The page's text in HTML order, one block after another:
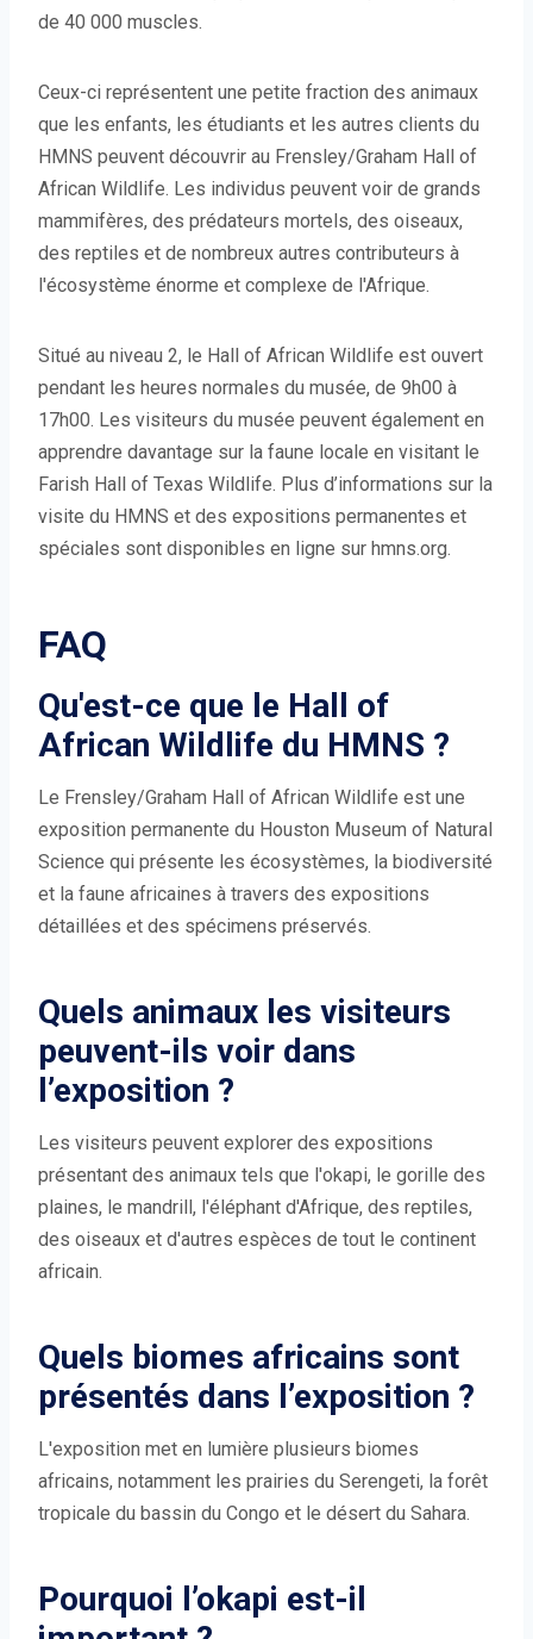
de 40 000 muscles.
Ceux-ci représentent une petite fraction des animaux
que les enfants, les étudiants et les autres clients du
HMNS peuvent découvrir au Frensley/Graham Hall of
African Wildlife. Les individus peuvent voir de grands
mammifères, des prédateurs mortels, des oiseaux,
des reptiles et de nombreux autres contributeurs à
l'écosystème énorme et complexe de l'Afrique.
Situé au niveau 2, le Hall of African Wildlife est ouvert
pendant les heures normales du musée, de 9h00 à
17h00. Les visiteurs du musée peuvent également en
apprendre davantage sur la faune locale en visitant le
Farish Hall of Texas Wildlife. Plus d’informations sur la
visite du HMNS et des expositions permanentes et
spéciales sont disponibles en ligne sur hmns.org.
FAQ
Qu'est-ce que le Hall of
African Wildlife du HMNS ?
Le Frensley/Graham Hall of African Wildlife est une
exposition permanente du Houston Museum of Natural
Science qui présente les écosystèmes, la biodiversité
et la faune africaines à travers des expositions
détaillées et des spécimens préservés.
Quels animaux les visiteurs
peuvent-ils voir dans
l’exposition ?
Les visiteurs peuvent explorer des expositions
présentant des animaux tels que l'okapi, le gorille des
plaines, le mandrill, l'éléphant d'Afrique, des reptiles,
des oiseaux et d'autres espèces de tout le continent
africain.
Quels biomes africains sont
présentés dans l’exposition ?
L'exposition met en lumière plusieurs biomes
africains, notamment les prairies du Serengeti, la forêt
tropicale du bassin du Congo et le désert du Sahara.
Pourquoi l’okapi est-il